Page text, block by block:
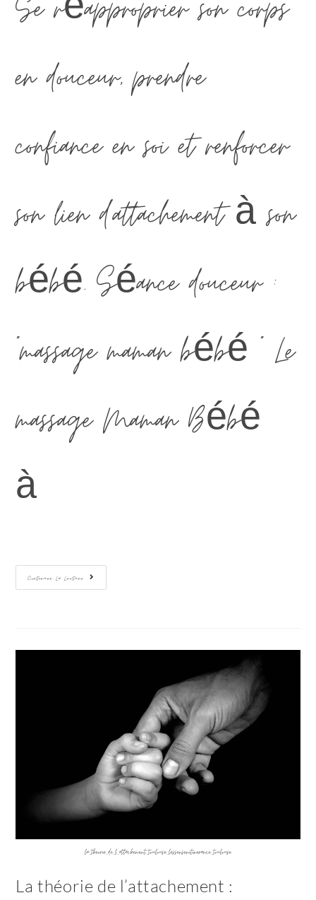
Se réapproprier son corps
en douceur, prendre
confiance en soi et renforcer
son lien d'attachement à son
bébé. Séance douceur :
"massage maman bébé " Le
massage Maman Bébé
à…
Continuer La Lecture
la_theorie_de_l_attachement_toulouse_lessensenitinerance_toulouse
La théorie de l’attachement :